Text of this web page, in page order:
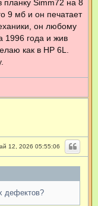
планку Simm72 на 8
9 мб и он печатает
он любому
1996 года и жив
как в HP 6L.
12, 2026 05:55:06
дефектов?